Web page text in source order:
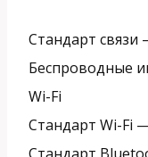
Стандарт связи
Беспроводные
Wi-Fi
Стандарт Wi-Fi